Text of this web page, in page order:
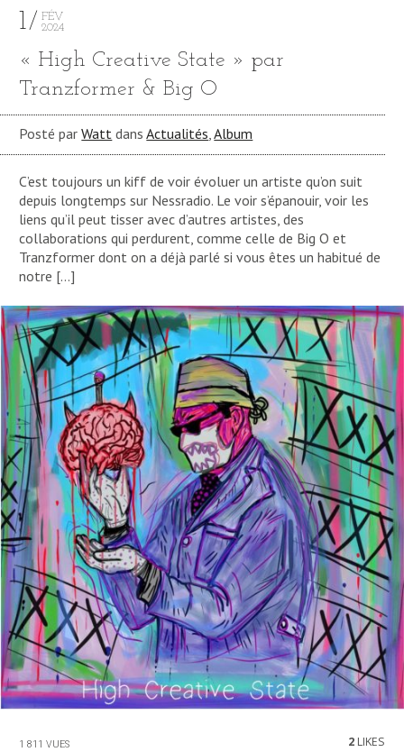
1
FÉV
2024
« High Creative State » par
Tranzformer & Big O
Posté parWatt dansActualités,Album
C’est toujours un kiff de voir évoluer un artiste qu’on suit
depuis longtemps sur Nessradio. Le voir s’épanouir, voir les
liens qu’il peut tisser avec d’autres artistes, des
collaborations qui perdurent, comme celle de Big O et
Tranzformer dont on a déjà parlé si vous êtes un habitué de
notre […]
1 811 VUES 2LIKES